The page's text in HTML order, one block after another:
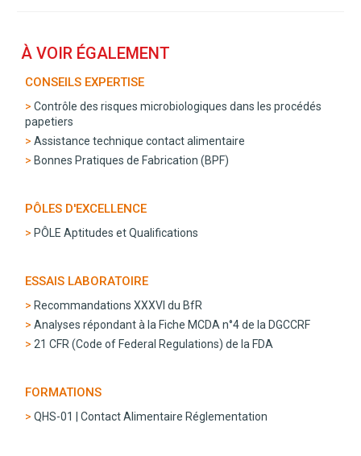
À VOIR ÉGALEMENT
CONSEILS EXPERTISE
Contrôle des risques microbiologiques dans les procédés
papetiers
Assistance technique contact alimentaire
Bonnes Pratiques de Fabrication (BPF)
PÔLES D'EXCELLENCE
PÔLE Aptitudes et Qualifications
ESSAIS LABORATOIRE
Recommandations XXXVI du BfR
Analyses répondant à la Fiche MCDA n°4 de la DGCCRF
21 CFR (Code of Federal Regulations) de la FDA
FORMATIONS
QHS-01 | Contact Alimentaire Réglementation